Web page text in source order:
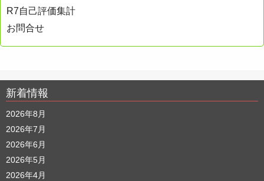
R7自己評価集計
お問合せ
新着情報
2026年8月
2026年7月
2026年6月
2026年5月
2026年4月